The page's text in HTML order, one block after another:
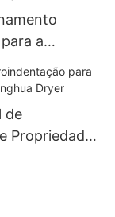
a
de
Propriedades